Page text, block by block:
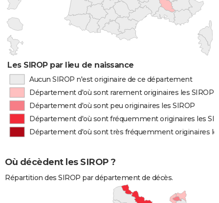
Les SIROP par lieu de naissance
Aucun SIROP n'est originaire de ce département
Département d'où sont rarement originaires les SIROP
Département d'où sont peu originaires les SIROP
Département d'où sont fréquemment originaires les
Département d'où sont très fréquemment originaires
Où décèdent les SIROP ?
Répartition des SIROP par département de décès.